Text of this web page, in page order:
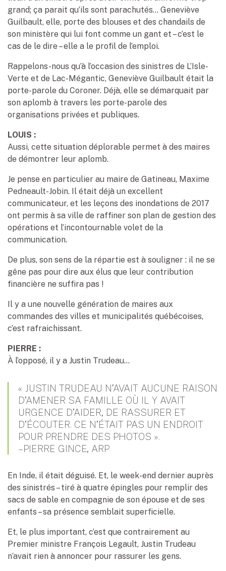
grand; ça parait qu’ils sont parachutés… Geneviève
Guilbault, elle, porte des blouses et des chandails de
son ministère qui lui font comme un gant et – c’est le
cas de le dire – elle a le profil de l’emploi.
Rappelons-nous qu’à l’occasion des sinistres de L’Isle-
Verte et de Lac-Mégantic, Geneviève Guilbault était la
porte-parole du Coroner. Déjà, elle se démarquait par
son aplomb à travers les porte-parole des
organisations privées et publiques.
LOUIS :
Aussi, cette situation déplorable permet à des maires
de démontrer leur aplomb.
Je pense en particulier au maire de Gatineau, Maxime
Pedneault-Jobin. Il était déjà un excellent
communicateur, et les leçons des inondations de 2017
ont permis à sa ville de raffiner son plan de gestion des
opérations et l’incontournable volet de la
communication.
De plus, son sens de la répartie est à souligner : il ne se
gêne pas pour dire aux élus que leur contribution
financière ne suffira pas !
Il y a une nouvelle génération de maires aux
commandes des villes et municipalités québécoises,
c’est rafraichissant.
PIERRE :
À l’opposé, il y a Justin Trudeau…
« JUSTIN TRUDEAU N’AVAIT AUCUNE RAISON
D’AMENER SA FAMILLE OÙ IL Y AVAIT
URGENCE D’AIDER, DE RASSURER ET
D’ÉCOUTER. CE N’ÉTAIT PAS UN ENDROIT
POUR PRENDRE DES PHOTOS ».
– PIERRE GINCE, ARP
En Inde, il était déguisé. Et, le week-end dernier auprès
des sinistrés – tiré à quatre épingles pour remplir des
sacs de sable en compagnie de son épouse et de ses
enfants – sa présence semblait superficielle.
Et, le plus important, c’est que contrairement au
Premier ministre François Legault, Justin Trudeau
n’avait rien à annoncer pour rassurer les gens.